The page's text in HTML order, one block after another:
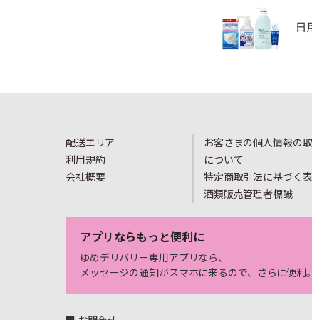
配送エリア
利用規約
会社概要
お客さまの個人情報の
について
特定商取引法に基づく
酒類販売管理者標識
アプリならもっと便利に
ゆめデリバリー専用アプリなら、
メッセージの通知がスマホに来るので、さらに便利。